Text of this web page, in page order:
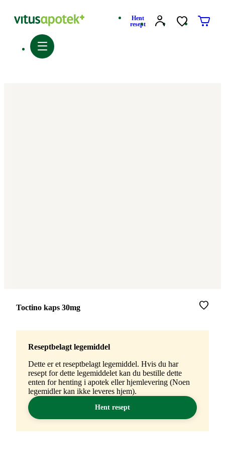
Hent
resept
Merke:
Toctino kaps 30mg
Reseptbelagt legemiddel
Dette er et reseptbelagt legemiddel. Hvis du har
resept for dette legemiddelet kan du bestille dette
enten for henting i apotek eller hjemlevering (Noen
legemidler kan ikke leveres hjem).
Hent resept